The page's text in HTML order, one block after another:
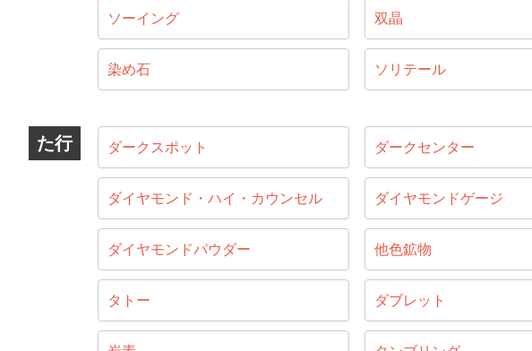
ソーイング 双晶
染め石 ソリテール
た行 ダークスポット ダークセンター
ダイヤモンド・ハイ・カウンセル ダイヤモンドゲージ
ダイヤモンドパウダー 他色鉱物
タトー ダブレット